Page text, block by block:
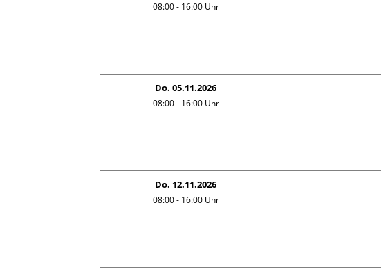
08:00 - 16:00Uhr
Do. 05.11.2026
08:00 - 16:00Uhr
Do. 12.11.2026
08:00 - 16:00Uhr